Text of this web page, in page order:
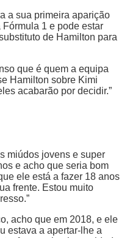
a sua primeira aparição
1 e pode estar
de Hamilton para
que é quem a equipa
Hamilton sobre Kimi
acabarão por decidir.”
miúdos jovens e super
e acho que seria bom
ele está a fazer 18 anos
frente. Estou muito
acho que em 2018, e ele
estava a apertar-lhe a